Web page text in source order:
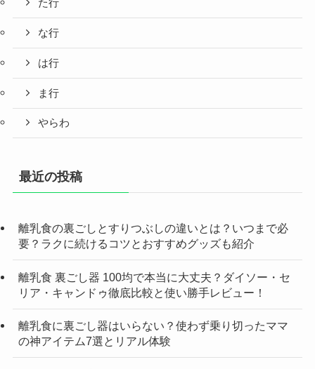
た行
な行
は行
ま行
やらわ
最近の投稿
離乳食の裏ごしとすりつぶしの違いとは？いつまで必
要？ラクに続けるコツとおすすめグッズも紹介
離乳食 裏ごし器 100均で本当に大丈夫？ダイソー・セ
リア・キャンドゥ徹底比較と使い勝手レビュー！
離乳食に裏ごし器はいらない？使わず乗り切ったママ
の神アイテム7選とリアル体験